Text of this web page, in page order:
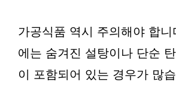
가공식품 역시 주의해야 합
에는 숨겨진 설탕이나 단순
이 포함되어 있는 경우가 많